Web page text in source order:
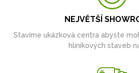
NEJVĚTŠÍ
Stavíme ukázková centra abyste
hliníkových staveb